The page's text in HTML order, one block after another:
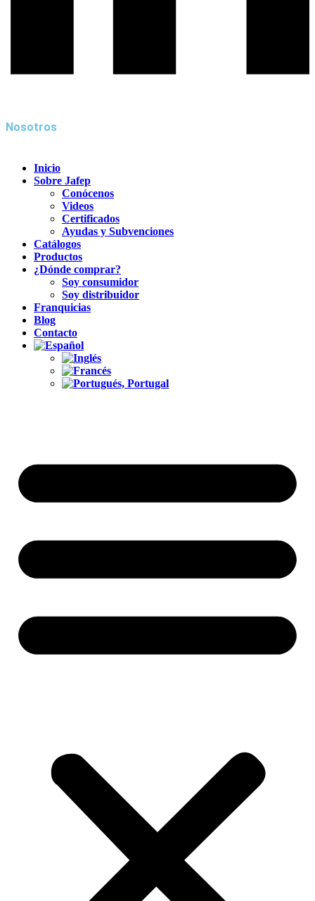
Nosotros
Inicio
Sobre Jafep
Conócenos
Videos
Certificados
Ayudas y Subvenciones
Catálogos
Productos
¿Dónde comprar?
Soy consumidor
Soy distribuidor
Franquicias
Blog
Contacto